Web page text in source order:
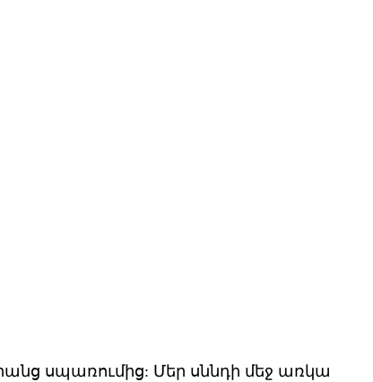
սպառումից: Մեր սննդի մեջ առկա